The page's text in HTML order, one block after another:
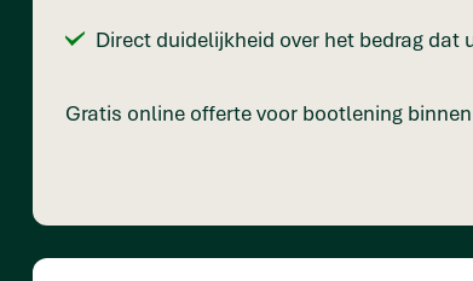
Direct duidelijkheid over het bedrag dat
Gratis online offerte voor bootlening